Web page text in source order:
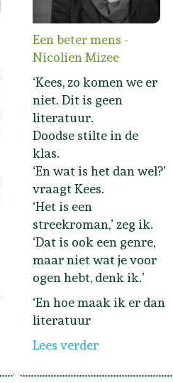
Een beter mens -
Nicolien Mizee
‘Kees, zo komen we er
niet. Dit is geen
literatuur.
Doodse stilte in de
klas.
‘En wat is het dan wel?’
vraagt Kees.
‘Het is een
streekroman,’ zeg ik.
‘Dat is ook een genre,
maar niet wat je voor
ogen hebt, denk ik.’
‘En hoe maak ik er dan
literatuur
Lees verder